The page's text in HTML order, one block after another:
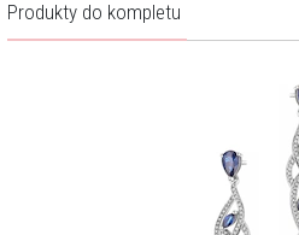
Produkty do kompletu